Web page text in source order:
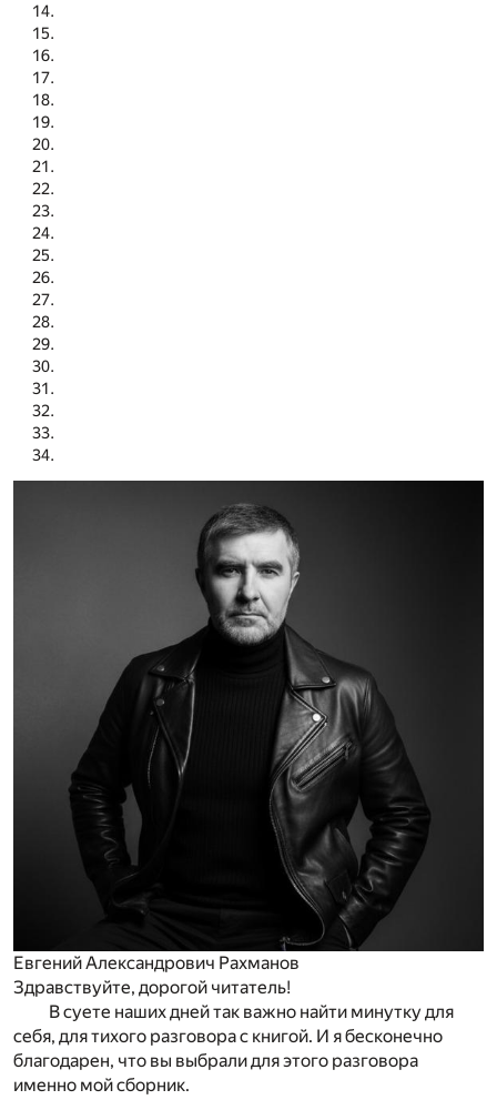
Евгений Александрович Рахманов
Здравствуйте, дорогой читатель!
В суете наших дней так важно найти минутку для
себя, для тихого разговора с книгой. И я бесконечно
благодарен, что вы выбрали для этого разговора
именно мой сборник.